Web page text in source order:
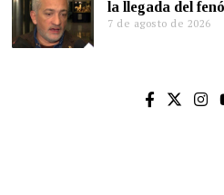
la llegada del
7 de agosto de 2026